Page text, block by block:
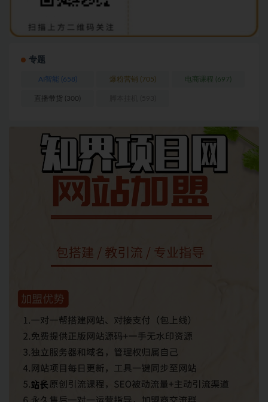
专题
AI智能 (658) 爆粉营销 (705) 电商课程 (697)
直播带货 (300)